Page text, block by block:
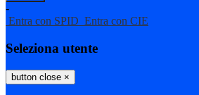
-
Entra con SPID Entra con CIE
Seleziona utente
button close ×